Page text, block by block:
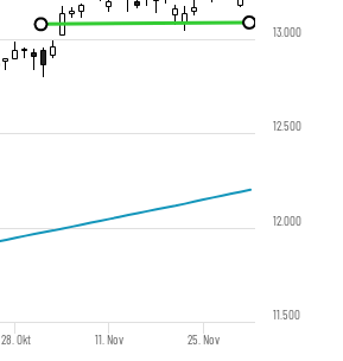
28. Okt 11. Nov 25. Nov
11.500
12.000
12.500
13.000